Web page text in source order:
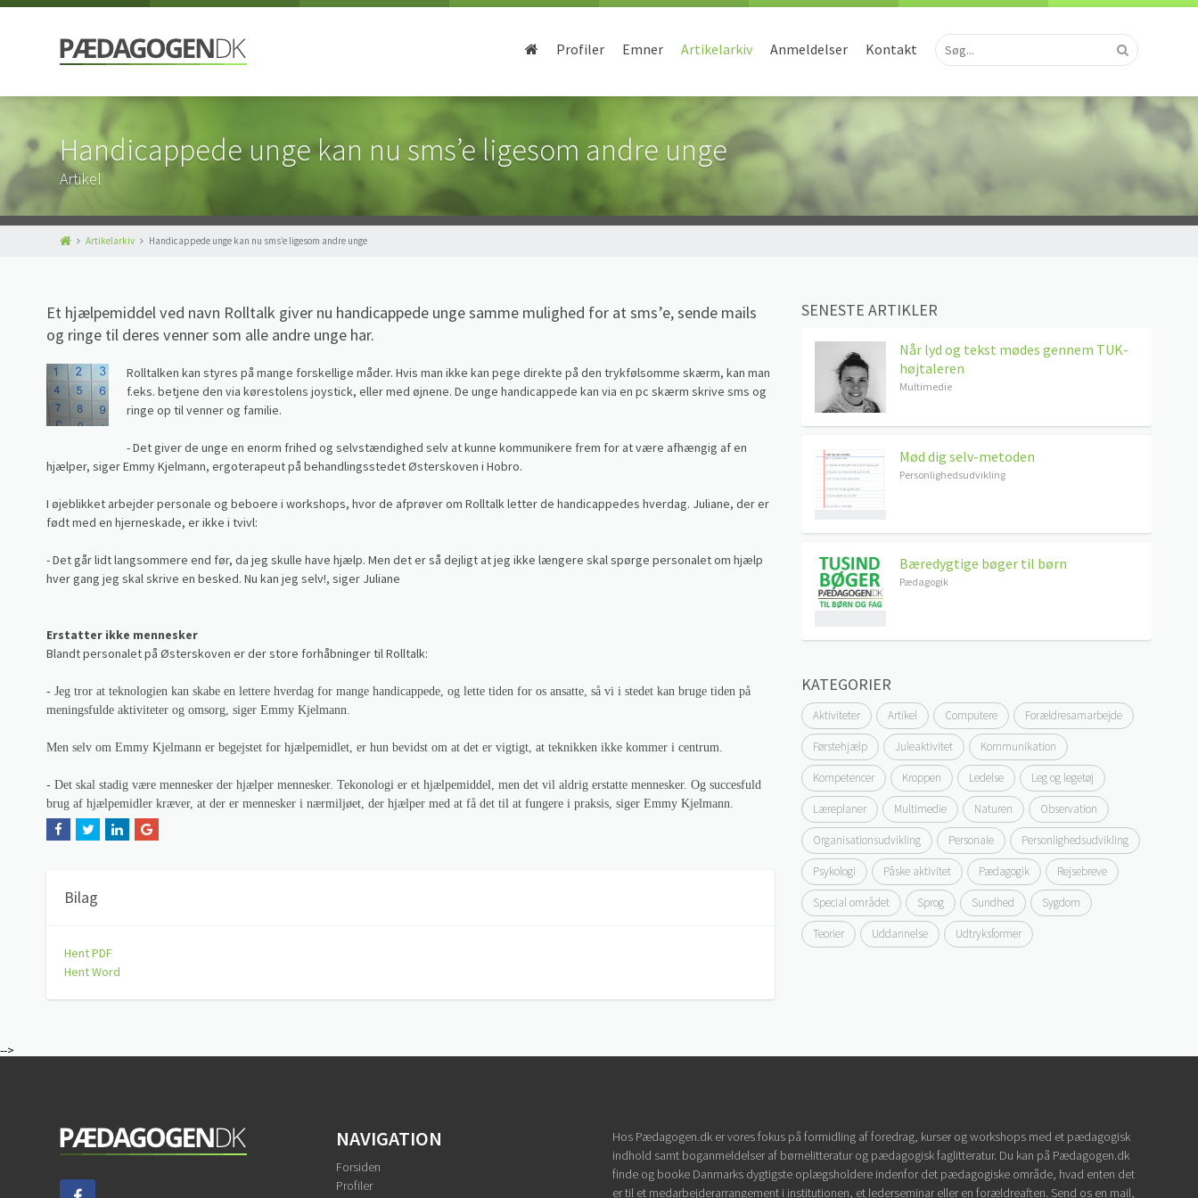
Profiler Emner Artikelarkiv Anmeldelser Kontakt
Handicappede unge kan nu sms’e ligesom andre unge
Artikel
Artikelarkiv Handicappede unge kan nu sms’e ligesom andre unge
Et hjælpemiddel ved navn Rolltalk giver nu handicappede unge samme mulighed for at sms’e, sende mails
og ringe til deres venner som alle andre unge har.
Rolltalken kan styres på mange forskellige måder. Hvis man ikke kan pege direkte på den trykfølsomme skærm, kan man
f.eks. betjene den via kørestolens joystick, eller med øjnene. De unge handicappede kan via en pc skærm skrive sms og
ringe op til venner og familie.
- Det giver de unge en enorm frihed og selvstændighed selv at kunne kommunikere frem for at være afhængig af en
hjælper, siger Emmy Kjelmann, ergoterapeut på behandlingsstedet Østerskoven i Hobro.
I øjeblikket arbejder personale og beboere i workshops, hvor de afprøver om Rolltalk letter de handicappedes hverdag. Juliane, der er
født med en hjerneskade, er ikke i tvivl:
- Det går lidt langsommere end før, da jeg skulle have hjælp. Men det er så dejligt at jeg ikke længere skal spørge personalet om hjælp
hver gang jeg skal skrive en besked. Nu kan jeg selv!, siger Juliane
Erstatter ikke mennesker
Blandt personalet på Østerskoven er der store forhåbninger til Rolltalk:
- Jeg tror at teknologien kan skabe en lettere hverdag for mange handicappede, og lette tiden for os ansatte, så vi i stedet kan bruge tiden på
meningsfulde aktiviteter og omsorg, siger Emmy Kjelmann.
Men selv om Emmy Kjelmann er begejstet for hjælpemidlet, er hun bevidst om at det er vigtigt, at teknikken ikke kommer i centrum.
- Det skal stadig være mennesker der hjælper mennesker. Tekonologi er et hjælpemiddel, men det vil aldrig erstatte mennesker. Og succesfuld
brug af hjælpemidler kræver, at der er mennesker i nærmiljøet, der hjælper med at få det til at fungere i praksis, siger Emmy Kjelmann.
Bilag
Hent PDF
Hent Word
SENESTE ARTIKLER
Når lyd og tekst mødes gennem TUK-
højtaleren
Multimedie
Mød dig selv-metoden
Personlighedsudvikling
Bæredygtige bøger til børn
Pædagogik
KATEGORIER
Aktiviteter Artikel Computere Forældresamarbejde
Førstehjælp Juleaktivitet Kommunikation
Kompetencer Kroppen Ledelse Leg og legetøj
Læreplaner Multimedie Naturen Observation
Organisationsudvikling Personale Personlighedsudvikling
Psykologi Påske aktivitet Pædagogik Rejsebreve
Special området Sprog Sundhed Sygdom
Teorier Uddannelse Udtryksformer
-->
NAVIGATION
Forsiden
Profiler
Hos Pædagogen.dk er vores fokus på formidling af foredrag, kurser og workshops med et pædagogisk
indhold samt boganmeldelser af børnelitteratur og pædagogisk faglitteratur. Du kan på Pædagogen.dk
finde og booke Danmarks dygtigste oplægsholdere indenfor det pædagogiske område, hvad enten det
er til et medarbejderarrangement i institutionen, et lederseminar eller en forældreaften. Send os en mail,